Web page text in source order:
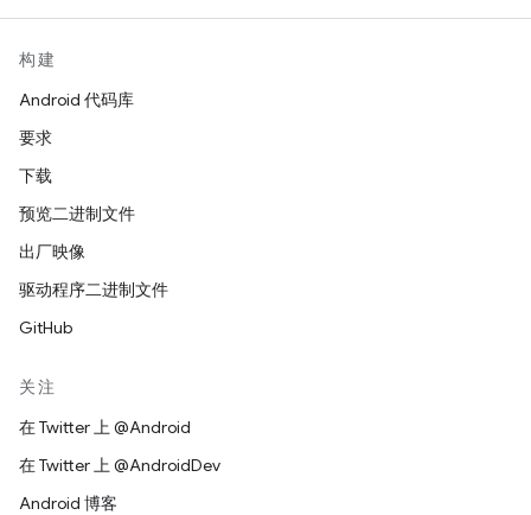
构建
Android 代码库
要求
下载
预览二进制文件
出厂映像
驱动程序二进制文件
GitHub
关注
在 Twitter 上 @Android
在 Twitter 上 @AndroidDev
Android 博客